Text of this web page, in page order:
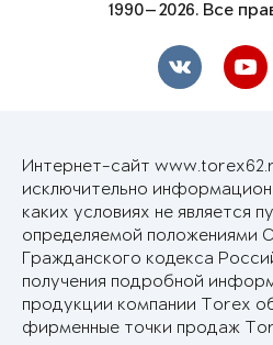
1990—2026. Все
Интернет-сайт
исключительно
каких условиях не является
определяемой положениями
Гражданского кодекса
получения подробной
продукции компании Torex
фирменные точки продаж